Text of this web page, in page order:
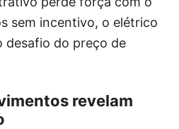
sem incentivo, o elétrico
desafio do preço de
revelam